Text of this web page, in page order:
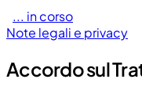
... in corso
Note legali e privacy
Accordo sul